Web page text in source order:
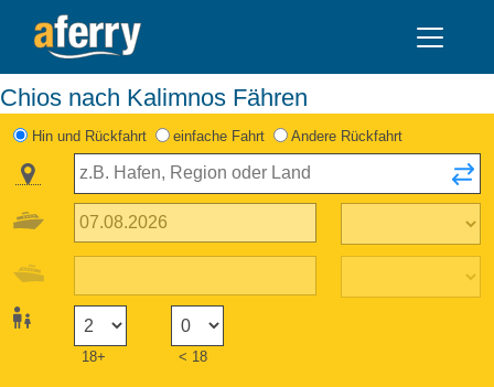
Chios nach Kalimnos Fähren
Hin und Rückfahrt einfache Fahrt Andere Rückfahrt
18+ < 18